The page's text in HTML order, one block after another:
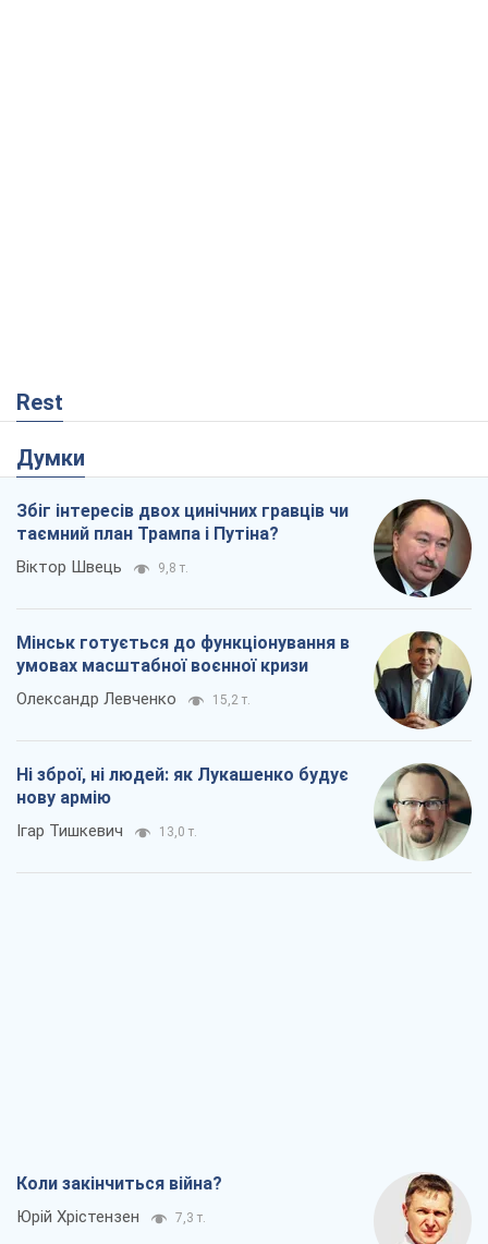
Rest
Думки
Збіг інтересів двох цинічних гравців чи
таємний план Трампа і Путіна?
Віктор Швець 9,8 т.
Мінськ готується до функціонування в
умовах масштабної воєнної кризи
Олександр Левченко 15,2 т.
Ні зброї, ні людей: як Лукашенко будує
нову армію
Ігар Тишкевич 13,0 т.
Коли закінчиться війна?
Юрій Хрістензен 7,3 т.